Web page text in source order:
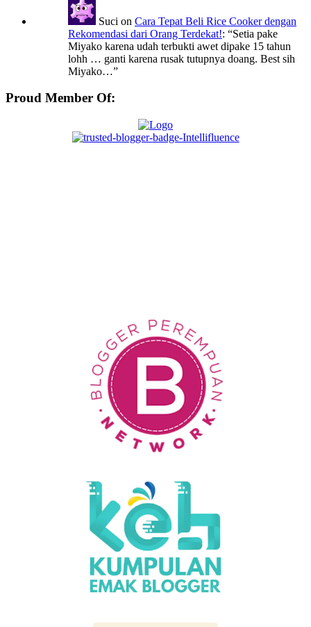
Suci on Cara Tepat Beli Rice Cooker dengan
Rekomendasi dari Orang Terdekat!: “Setia pake
Miyako karena udah terbukti awet dipake 15 tahun
lohh … ganti karena rusak tutupnya doang. Best sih
Miyako…”
Proud Member Of: